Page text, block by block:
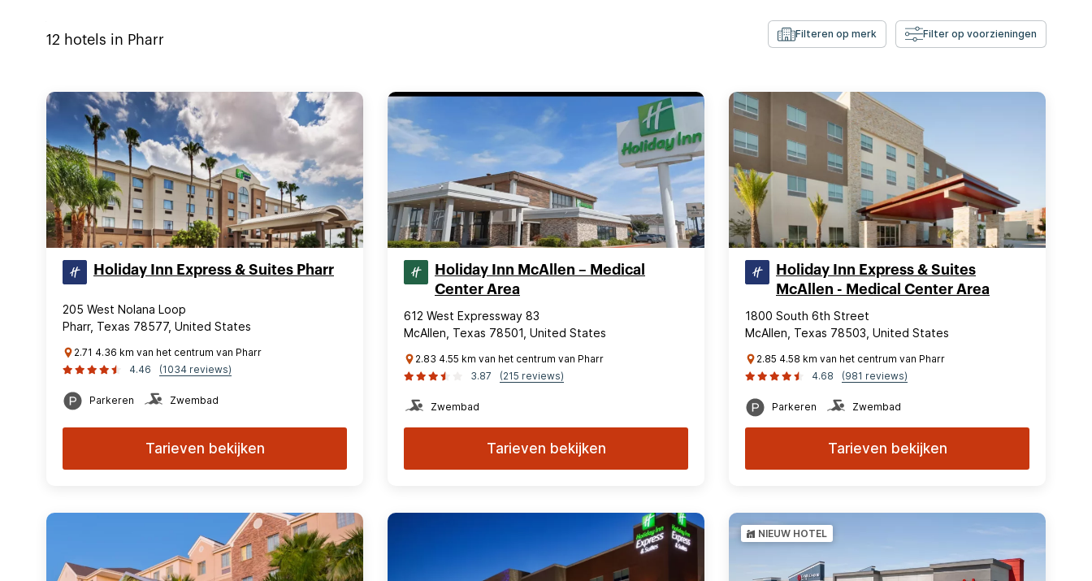
12 hotels in Pharr Filteren op merk Filter op voorzieningen
Holiday Inn Express & Suites Pharr
205 West Nolana Loop
Pharr, Texas 78577, United States
2.71 4.36 km van het centrum van Pharr
4.46
(1034 reviews)
Parkeren Zwembad
Tarieven bekijken
Holiday Inn McAllen – Medical
Center Area
612 West Expressway 83
McAllen, Texas 78501, United States
2.83 4.55 km van het centrum van Pharr
3.87
(215 reviews)
Zwembad
Tarieven bekijken
Holiday Inn Express & Suites
McAllen - Medical Center Area
1800 South 6th Street
McAllen, Texas 78503, United States
2.85 4.58 km van het centrum van Pharr
4.68
(981 reviews)
Parkeren Zwembad
Tarieven bekijken
NIEUW HOTEL